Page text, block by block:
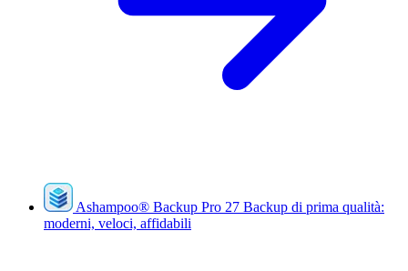
Ashampoo® Backup Pro 27 Backup di prima qualità:
moderni, veloci, affidabili